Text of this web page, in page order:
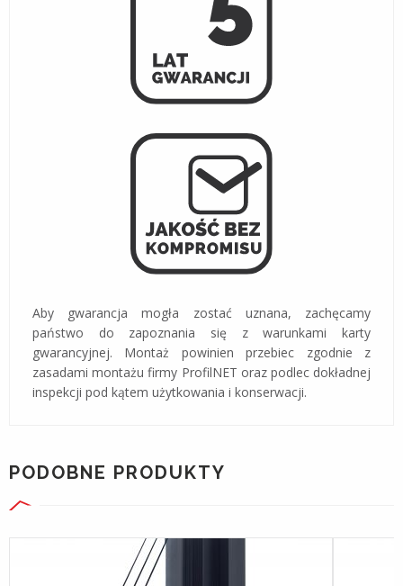
Aby gwarancja mogła zostać uznana, zachęcamy
państwo do zapoznania się z warunkami karty
gwarancyjnej. Montaż powinien przebiec zgodnie z
zasadami montażu firmy ProfilNET oraz podlec dokładnej
inspekcji pod kątem użytkowania i konserwacji.
PODOBNE PRODUKTY